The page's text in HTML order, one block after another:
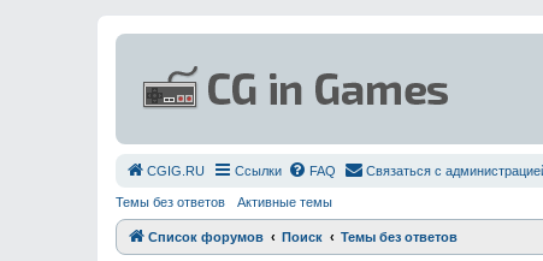
СGIG.RU Ссылки FAQ Связаться с
Темы без ответов Активные темы
Список форумов Поиск Темы без ответов